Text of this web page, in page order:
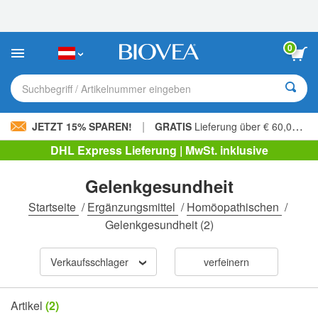
Sie:
Website
ein
Barrierefreiheitssystem.
0
Suchbegriff / Artikelnummer eingeben
JETZT 15% SPAREN! | GRATIS Lieferung über € 60,00 »
DHL Express Lieferung | MwSt. inklusive
Gelenkgesundheit
Startseite /Ergänzungsmittel /Homöopathischen /
Gelenkgesundheit(2)
Verkaufsschlager verfeinern
Artikel (2)